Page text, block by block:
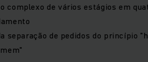
complexo de vários estágios em
separação de pedidos do princípio